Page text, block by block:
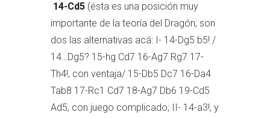
14-Cd5 (ésta es una posición muy
importante de la teoría del Dragón; son
dos las alternativas acá: I- 14-Dg5 b5! /
14…Dg5? 15-hg Cd7 16-Ag7 Rg7 17-
Th4!, con ventaja/ 15-Db5 Dc7 16-Da4
Tab8 17-Rc1 Cd7 18-Ag7 Db6 19-Cd5
Ad5, con juego complicado; II- 14-a3!, y